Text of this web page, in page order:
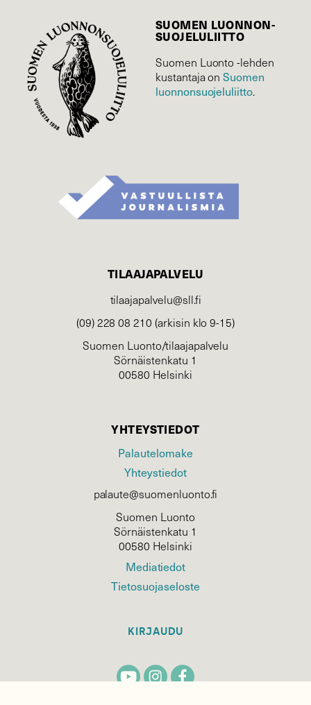
SUOMEN LUONNON­
SUOJELU­LIITTO
Suomen Luonto -lehden
kustantaja onSuomen
luonnonsuojelu­liitto.
TILAAJAPALVELU
tilaajapalvelu@sll.fi
(09) 228 08 210 (arkisin klo 9-15)
Suomen Luonto/tilaajapalvelu
Sörnäistenkatu 1
00580 Helsinki
YHTEYSTIEDOT
Palautelomake
Yhteystiedot
palaute@suomenluonto.fi
Suomen Luonto
Sörnäistenkatu 1
00580 Helsinki
Mediatiedot
Tietosuojaseloste
KIRJAUDU